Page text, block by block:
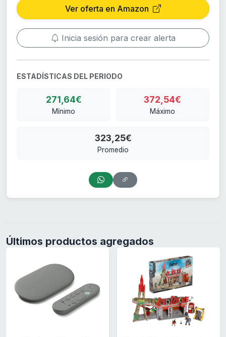
Ver oferta en Amazon
Inicia sesión para crear alerta
ESTADÍSTICAS DEL PERIODO
271,64€
Mínimo
372,54€
Máximo
323,25€
Promedio
Últimos productos agregados